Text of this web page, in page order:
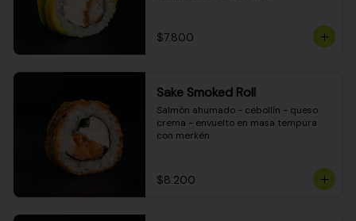
$7.800
Sake Smoked Roll
Salmón ahumado - cebollín - queso
crema - envuelto en masa tempura
con merkén
$8.200